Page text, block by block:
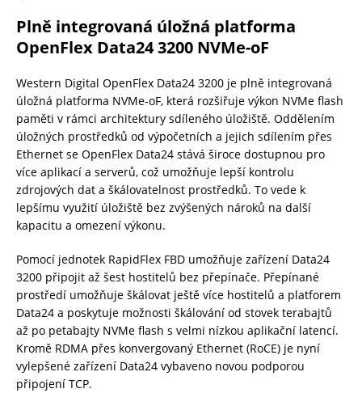
Plně integrovaná úložná platforma
OpenFlex Data24 3200 NVMe-oF
Western Digital OpenFlex Data24 3200 je plně integrovaná
úložná platforma NVMe-oF, která rozšiřuje výkon NVMe flash
paměti v rámci architektury sdíleného úložiště. Oddělením
úložných prostředků od výpočetních a jejich sdílením přes
Ethernet se OpenFlex Data24 stává široce dostupnou pro
více aplikací a serverů, což umožňuje lepší kontrolu
zdrojových dat a škálovatelnost prostředků. To vede k
lepšímu využití úložiště bez zvýšených nároků na další
kapacitu a omezení výkonu.
Pomocí jednotek RapidFlex FBD umožňuje zařízení Data24
3200 připojit až šest hostitelů bez přepínače. Přepínané
prostředí umožňuje škálovat ještě více hostitelů a platforem
Data24 a poskytuje možnosti škálování od stovek terabajtů
až po petabajty NVMe flash s velmi nízkou aplikační latencí.
Kromě RDMA přes konvergovaný Ethernet (RoCE) je nyní
vylepšené zařízení Data24 vybaveno novou podporou
připojení TCP.